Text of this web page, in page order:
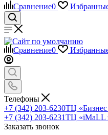
Сравнение0
Сравнение0
Телефоны
+7 (342) 203-6230ТЦ «Бизнес
+7 (342) 203-6231ТЦ «iMaLL
Заказать звонок